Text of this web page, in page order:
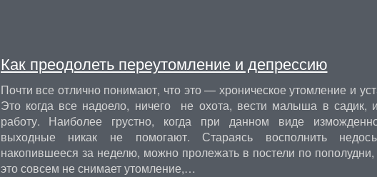
Как преодолеть переутомление и депрессию
Почти все отлично понимают, что это — хроническое утомление и
Это когда все надоело, ничего не охота, вести малыша в садик,
работу. Наиболее грустно, когда при данном виде
выходные никак не помогают. Стараясь восполнить
накопившееся за неделю, можно пролежать в постели по пополудни,
это совсем не снимает утомление,…